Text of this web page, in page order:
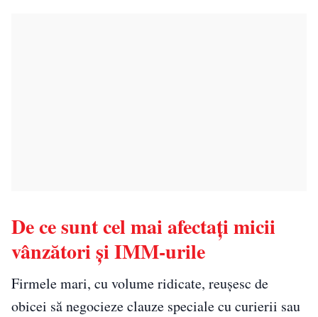
De ce sunt cel mai afectați micii
vânzători și IMM-urile
Firmele mari, cu volume ridicate, reușesc de
obicei să negocieze clauze speciale cu curierii sau